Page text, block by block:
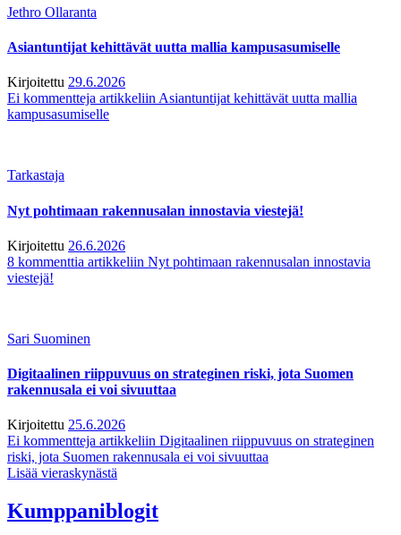
Jethro Ollaranta
Asiantuntijat kehittävät uutta mallia kampusasumiselle
Kirjoitettu 29.6.2026
Ei kommentteja artikkeliin Asiantuntijat kehittävät uutta mallia
kampusasumiselle
Tarkastaja
Nyt pohtimaan rakennusalan innostavia viestejä!
Kirjoitettu 26.6.2026
8 kommenttia artikkeliin Nyt pohtimaan rakennusalan innostavia
viestejä!
Sari Suominen
Digitaalinen riippuvuus on strateginen riski, jota Suomen
rakennusala ei voi sivuuttaa
Kirjoitettu 25.6.2026
Ei kommentteja artikkeliin Digitaalinen riippuvuus on strateginen
riski, jota Suomen rakennusala ei voi sivuuttaa
Lisää vieraskynästä
Kumppaniblogit